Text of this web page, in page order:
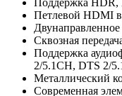
Петлевой HDMI
Сквозная
Поддержка
2/5.1CH, DTS 2/
Металлический
Современная